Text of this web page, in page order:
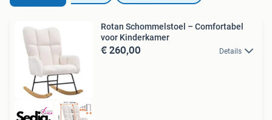
Rotan Schommelstoel – Comfortabel
voor Kinderkamer
€ 260,00 Details